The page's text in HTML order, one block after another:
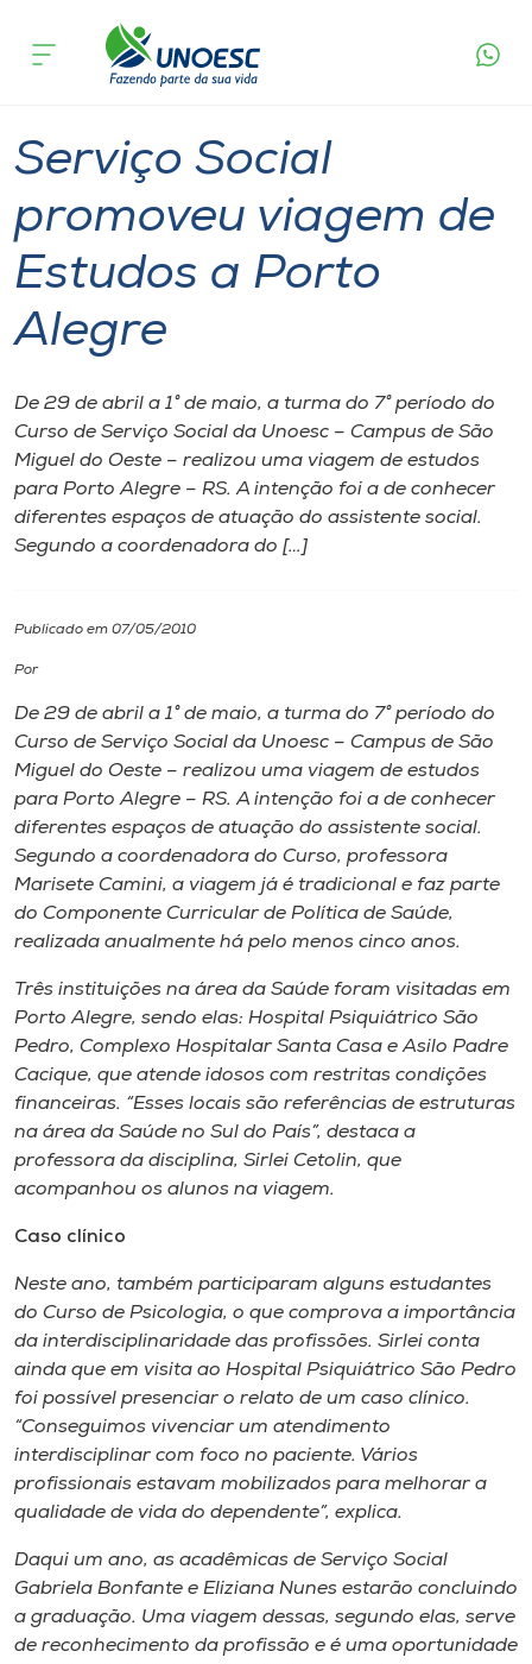
Cursos
Atendimento ao Estudante
Portal de Ensino
A
Internacionalização
Cultura
CPA
Biblioteca
Editora
Rádio
Museu
Unoesc
Store
Selecione
o idioma
acontece
Serviço Social
promoveu viagem de
Estudos a Porto
Alegre
De 29 de abril a 1° de maio, a turma do 7° período do
Curso de Serviço Social da Unoesc – Campus de São
Miguel do Oeste – realizou uma viagem de estudos
para Porto Alegre – RS. A intenção foi a de conhecer
diferentes espaços de atuação do assistente social.
Segundo a coordenadora do […]
Publicado em 07/05/2010
Por
De 29 de abril a 1° de maio, a turma do 7° período do
Curso de Serviço Social da Unoesc – Campus de São
Miguel do Oeste – realizou uma viagem de estudos
para Porto Alegre – RS. A intenção foi a de conhecer
diferentes espaços de atuação do assistente social.
Segundo a coordenadora do Curso, professora
Marisete Camini, a viagem já é tradicional e faz parte
do Componente Curricular de Política de Saúde,
realizada anualmente há pelo menos cinco anos.
Três instituições na área da Saúde foram visitadas em
Porto Alegre, sendo elas: Hospital Psiquiátrico São
Pedro, Complexo Hospitalar Santa Casa e Asilo Padre
Cacique, que atende idosos com restritas condições
financeiras. “Esses locais são referências de estruturas
na área da Saúde no Sul do País”, destaca a
professora da disciplina, Sirlei Cetolin, que
acompanhou os alunos na viagem.
Caso clínico
Neste ano, também participaram alguns estudantes
do Curso de Psicologia, o que comprova a importância
da interdisciplinaridade das profissões. Sirlei conta
ainda que em visita ao Hospital Psiquiátrico São Pedro
foi possível presenciar o relato de um caso clínico.
“Conseguimos vivenciar um atendimento
interdisciplinar com foco no paciente. Vários
profissionais estavam mobilizados para melhorar a
qualidade de vida do dependente”, explica.
Daqui um ano, as acadêmicas de Serviço Social
Gabriela Bonfante e Eliziana Nunes estarão concluindo
a graduação. Uma viagem dessas, segundo elas, serve
de reconhecimento da profissão e é uma oportunidade